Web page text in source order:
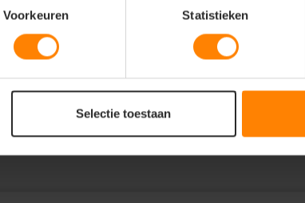
Voorkeuren Statistieken
Selectie toestaan
kleuren"},
kleuren"}]}